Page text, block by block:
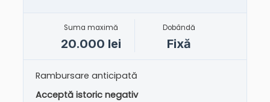
Suma maximă
20.000 lei
Dobândă
Fixă
Rambursare anticipată
Acceptă istoric negativ